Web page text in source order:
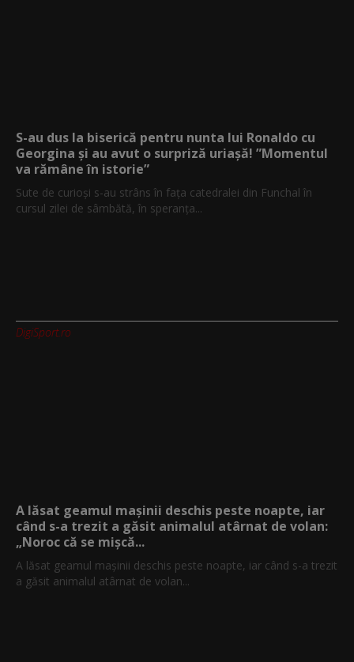
S-au dus la biserică pentru nunta lui Ronaldo cu
Georgina și au avut o surpriză uriașă! ”Momentul
va rămâne în istorie”
Sute de curioși s-au strâns în fața catedralei din Funchal în
cursul zilei de sâmbătă, în speranța...
DigiSport.ro
A lăsat geamul mașinii deschis peste noapte, iar
când s-a trezit a găsit animalul atârnat de volan:
„Noroc că se mișcă...
A lăsat geamul mașinii deschis peste noapte, iar când s-a trezit
a găsit animalul atârnat de volan...